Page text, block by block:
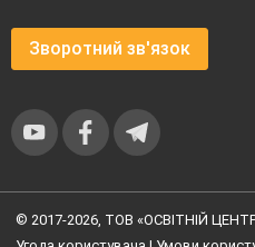
Зворотний зв'язок
© 2017-2026, ТОВ «ОСВІТНІЙ